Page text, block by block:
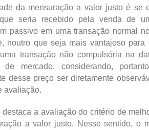
da mensuração a valor justo é se
seria recebido pela venda de
passivo em uma transação normal
noutro que seja mais vantajoso para
transação não compulsória na
de mercado, considerando,
desse preço ser diretamente
avaliação.
destaca a avaliação do critério de
a valor justo. Nesse sentido, o